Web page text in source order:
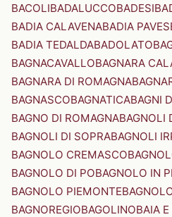
BACOLIBADALUCCOBADESI
BADIA CALAVENABADIA
BADIA TEDALDABADOLATO
BAGNACAVALLOBAGNARA
BAGNARA DI ROMAGNA
BAGNASCOBAGNATICABAGNI
BAGNO DI ROMAGNABAGNOLI
BAGNOLI DI SOPRABAGNOLI
BAGNOLO CREMASCO
BAGNOLO DI POBAGNOLO IN
BAGNOLO PIEMONTE
BAGNOREGIOBAGOLINOBAIA